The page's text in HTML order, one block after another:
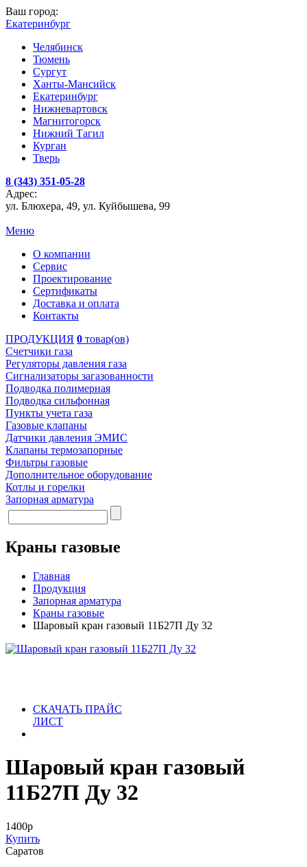
Ваш город:
Екатеринбург
Челябинск
Тюмень
Сургут
Ханты-Мансийск
Екатеринбург
Нижневартовск
Магнитогорск
Нижний Тагил
Курган
Тверь
8 (343) 351-05-28
Адрес:
ул. Блюхера, 49, ул. Куйбышева, 99
Меню
О компании
Сервис
Проектирование
Сертификаты
Доставка и оплата
Контакты
ПРОДУКЦИЯ 0 товар(ов)
Счетчики газа
Регуляторы давления газа
Сигнализаторы загазованности
Подводка полимерная
Подводка сильфонная
Пункты учета газа
Газовые клапаны
Датчики давления ЭМИС
Клапаны термозапорные
Фильтры газовые
Дополнительное оборудование
Котлы и горелки
Запорная арматура
Краны газовые
Главная
Продукция
Запорная арматура
Краны газовые
Шаровый кран газовый 11Б27П Ду 32
СКАЧАТЬ ПРАЙС
ЛИСТ
Шаровый кран газовый
11Б27П Ду 32
1400р
Купить
Саратов